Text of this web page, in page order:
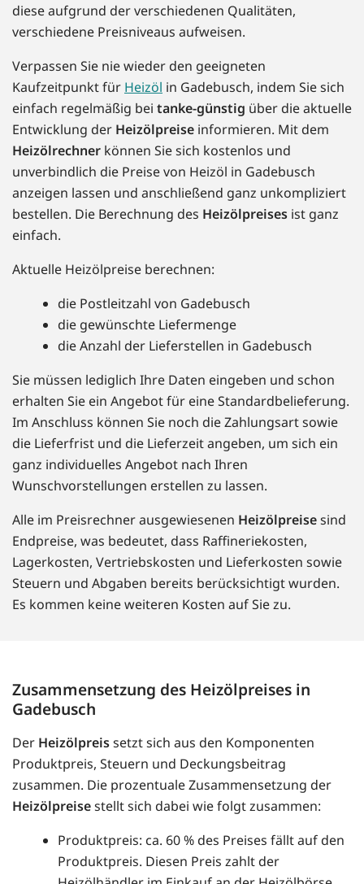
diese aufgrund der verschiedenen Qualitäten,
verschiedene Preisniveaus aufweisen.
Verpassen Sie nie wieder den geeigneten
Kaufzeitpunkt für Heizöl in Gadebusch, indem Sie sich
einfach regelmäßig bei tanke-günstig über die aktuelle
Entwicklung der Heizölpreise informieren. Mit dem
Heizölrechner können Sie sich kostenlos und
unverbindlich die Preise von Heizöl in Gadebusch
anzeigen lassen und anschließend ganz unkompliziert
bestellen. Die Berechnung des Heizölpreises ist ganz
einfach.
Aktuelle Heizölpreise berechnen:
die Postleitzahl von Gadebusch
die gewünschte Liefermenge
die Anzahl der Lieferstellen in Gadebusch
Sie müssen lediglich Ihre Daten eingeben und schon
erhalten Sie ein Angebot für eine Standardbelieferung.
Im Anschluss können Sie noch die Zahlungsart sowie
die Lieferfrist und die Lieferzeit angeben, um sich ein
ganz individuelles Angebot nach Ihren
Wunschvorstellungen erstellen zu lassen.
Alle im Preisrechner ausgewiesenen Heizölpreisesind
Endpreise, was bedeutet, dass Raffineriekosten,
Lagerkosten, Vertriebskosten und Lieferkosten sowie
Steuern und Abgaben bereits berücksichtigt wurden.
Es kommen keine weiteren Kosten auf Sie zu.
Zusammensetzung des Heizölpreises in
Gadebusch
Der Heizölpreissetzt sich aus den Komponenten
Produktpreis, Steuern und Deckungsbeitrag
zusammen. Die prozentuale Zusammensetzung der
Heizölpreisestellt sich dabei wie folgt zusammen:
Produktpreis: ca. 60 % des Preises fällt auf den
Produktpreis. Diesen Preis zahlt der